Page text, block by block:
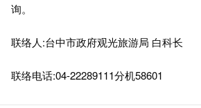
询。
联络人:台中市政府观光旅游局 白科长
联络电话:04-22289111分机58601